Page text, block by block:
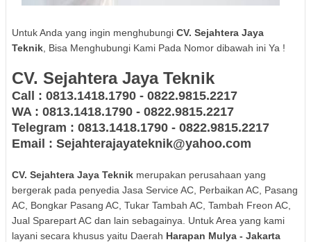
Untuk Anda yang ingin menghubungi CV. Sejahtera Jaya
Teknik , Bisa Menghubungi Kami Pada Nomor dibawah ini Ya !
CV. Sejahtera Jaya Teknik
Call : 0813.1418.1790 - 0822.9815.2217
WA : 0813.1418.1790 - 0822.9815.2217
Telegram : 0813.1418.1790 - 0822.9815.2217
Email : Sejahterajayateknik@yahoo.com
CV. Sejahtera Jaya Teknik merupakan perusahaan yang
bergerak pada penyedia Jasa Service AC, Perbaikan AC, Pasang
AC, Bongkar Pasang AC, Tukar Tambah AC, Tambah Freon AC,
Jual Sparepart AC dan lain sebagainya. Untuk Area yang kami
layani secara khusus yaitu Daerah Harapan Mulya - Jakarta